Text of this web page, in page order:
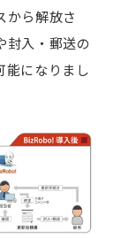
から解放さ
封入・郵送の
能になりまし